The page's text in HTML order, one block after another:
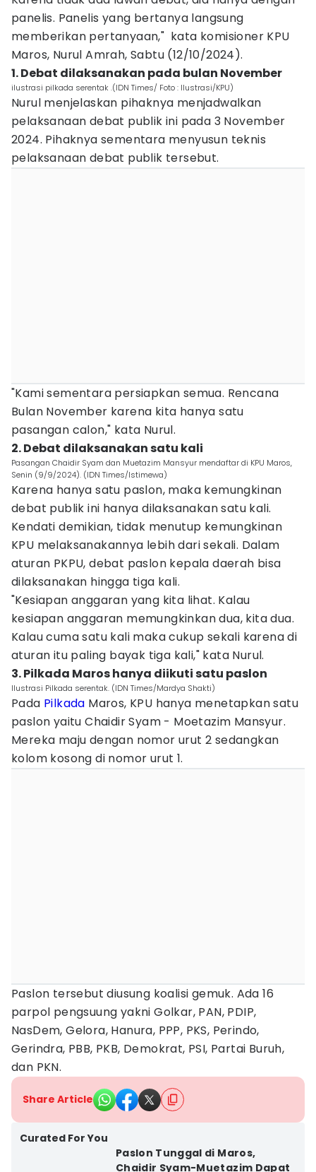
panelis. Panelis yang bertanya langsung
memberikan pertanyaan," kata komisioner KPU
Maros, Nurul Amrah, Sabtu (12/10/2024).
1. Debat dilaksanakan pada bulan November
ilustrasi pilkada serentak .(IDN Times/ Foto : Ilustrasi/KPU)
Nurul menjelaskan pihaknya menjadwalkan
pelaksanaan debat publik ini pada 3 November
2024. Pihaknya sementara menyusun teknis
pelaksanaan debat publik tersebut.
"Kami sementara persiapkan semua. Rencana
Bulan November karena kita hanya satu
pasangan calon," kata Nurul.
2. Debat dilaksanakan satu kali
Pasangan Chaidir Syam dan Muetazim Mansyur mendaftar di KPU Maros,
Senin (9/9/2024). (IDN Times/Istimewa)
Karena hanya satu paslon, maka kemungkinan
debat publik ini hanya dilaksanakan satu kali.
Kendati demikian, tidak menutup kemungkinan
KPU melaksanakannya lebih dari sekali. Dalam
aturan PKPU, debat paslon kepala daerah bisa
dilaksanakan hingga tiga kali.
"Kesiapan anggaran yang kita lihat. Kalau
kesiapan anggaran memungkinkan dua, kita dua.
Kalau cuma satu kali maka cukup sekali karena di
aturan itu paling bayak tiga kali," kata Nurul.
3. Pilkada Maros hanya diikuti satu paslon
Ilustrasi Pilkada serentak. (IDN Times/Mardya Shakti)
Pada Pilkada Maros, KPU hanya menetapkan satu
paslon yaitu Chaidir Syam - Moetazim Mansyur.
Mereka maju dengan nomor urut 2 sedangkan
kolom kosong di nomor urut 1.
Paslon tersebut diusung koalisi gemuk. Ada 16
parpol pengsuung yakni Golkar, PAN, PDIP,
NasDem, Gelora, Hanura, PPP, PKS, Perindo,
Gerindra, PBB, PKB, Demokrat, PSI, Partai Buruh,
dan PKN.
Share Article
Curated For You
Paslon Tunggal di Maros,
Chaidir Syam-Muetazim Dapat